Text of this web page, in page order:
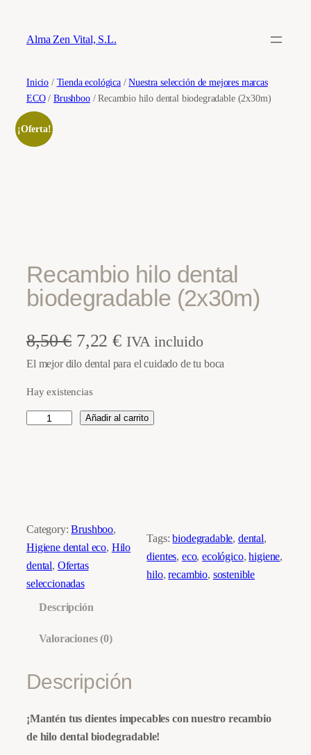
Alma Zen Vital, S.L.
Inicio / Tienda ecológica/Nuestra selección de mejores marcas
ECO/Brushboo/ Recambio hilo dental biodegradable (2x30m)
¡Oferta!
Recambio hilo dental
biodegradable (2x30m)
8,50€ E
l
p
r
o
o
i
a
7,22€E
l
r
o
a
l
e
IVA incluido
El mejor dilo dental para el cuidado de tu boca
Hay existencias
i
o
h
i
n
t
l
b
Añadir al carrito
Category:Brushboo
Higiene dental eco, Hilo
dental, Ofertas
seleccionadas
Tags:biodegradable, dental
dientes, eco, ecológico, higiene
hilo, recambio, sostenible
Descripción
Valoraciones (0)
Descripción
¡Mantén tus dientes impecables con nuestro recambio
de hilo dental biodegradable!